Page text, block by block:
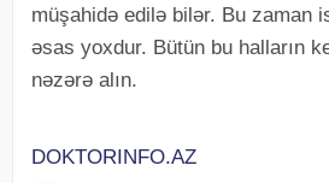
müşahidə edilə bilər. Bu zaman
əsas yoxdur. Bütün bu halların
nəzərə alın.
DOKTORINFO.AZ